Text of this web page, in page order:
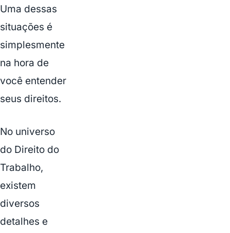
Uma dessas
situações é
simplesmente
na hora de
você entender
seus direitos.
No universo
do Direito do
Trabalho,
existem
diversos
detalhes e